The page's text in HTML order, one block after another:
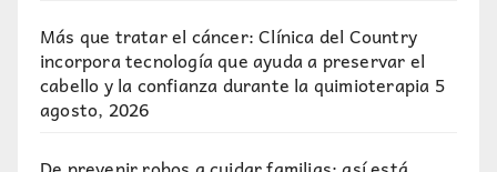
Más que tratar el cáncer: Clínica del Country
incorpora tecnología que ayuda a preservar el
cabello y la confianza durante la quimioterapia 5
agosto, 2026